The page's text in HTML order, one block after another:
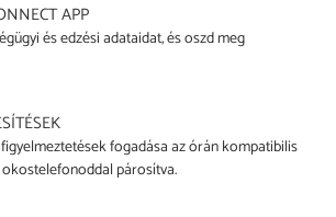
APP
és edzési adataidat, és oszd meg
fogadása az órán kompatibilis
párosítva.